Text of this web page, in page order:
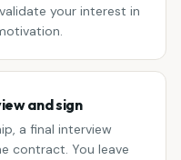
your interest in
and sign
a final interview
contract. You leave